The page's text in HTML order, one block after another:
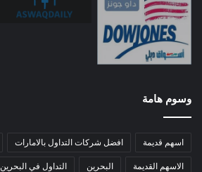
وسوم هامة
اسهم قديمة افضل شركات التداول بالامارات
الاسهم القديمة البحرين التداول في البحرين